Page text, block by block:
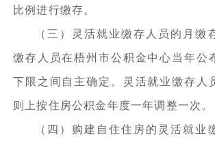
比例进行缴存。
（三）灵活就业缴存人员的月缴
缴存人员在梧州市公积金中心当年公
下限之间自主确定。灵活就业缴存人
则上按住房公积金年度一年调整一次。
（四）购建自住住房的灵活就业